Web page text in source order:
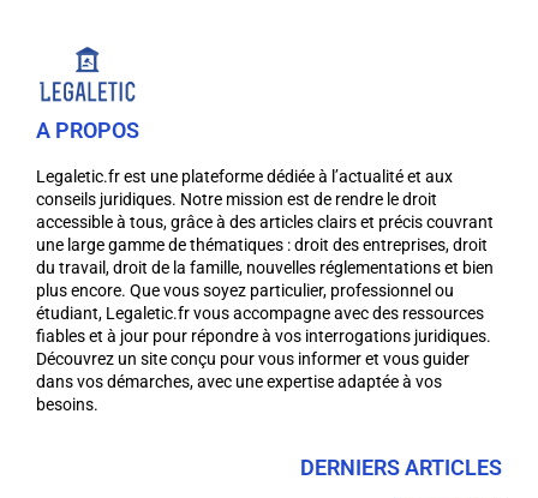
A PROPOS
Legaletic.fr est une plateforme dédiée à l’actualité et aux
conseils juridiques. Notre mission est de rendre le droit
accessible à tous, grâce à des articles clairs et précis couvrant
une large gamme de thématiques : droit des entreprises, droit
du travail, droit de la famille, nouvelles réglementations et bien
plus encore. Que vous soyez particulier, professionnel ou
étudiant, Legaletic.fr vous accompagne avec des ressources
fiables et à jour pour répondre à vos interrogations juridiques.
Découvrez un site conçu pour vous informer et vous guider
dans vos démarches, avec une expertise adaptée à vos
besoins.
DERNIERS ARTICLES